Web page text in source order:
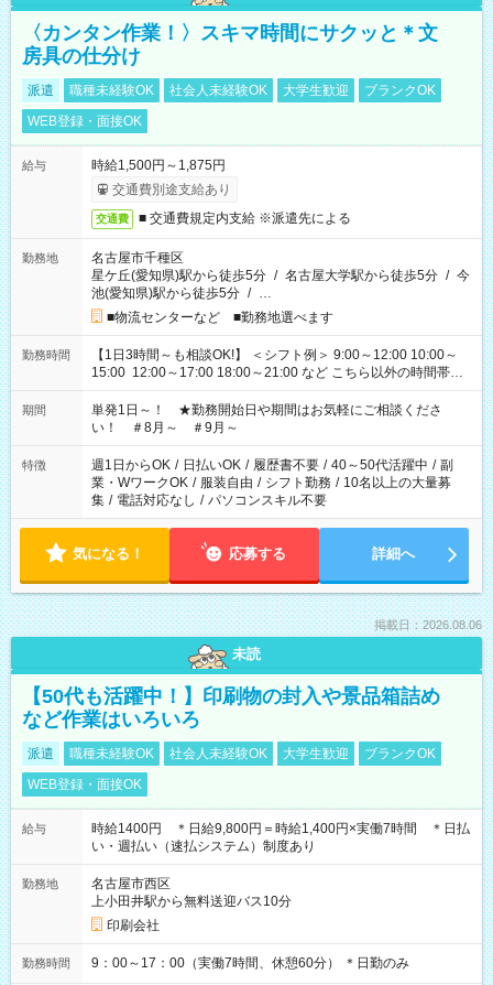
〈カンタン作業！〉スキマ時間にサクッと＊文
房具の仕分け
派遣 職種未経験OK 社会人未経験OK 大学生歓迎
ブランクOK
WEB登録・面接OK
給与
時給1,500円～1,875円
交通費別途支給あり
交通費 ■ 交通費規定内支給 ※派遣先による
勤務地
名古屋市千種区
星ケ丘(愛知県)駅から徒歩5分 / 名古屋大学駅から徒歩5分 / 今
池(愛知県)駅から徒歩5分 / …
■物流センターなど ■勤務地選べます
勤務時間
【1日3時間～も相談OK!】 ＜シフト例＞ 9:00～12:00 10:00～
15:00 12:00～17:00 18:00～21:00 など こちら以外の時間帯も
お気軽にご相談ください！
期間
単発1日～！ ★勤務開始日や期間はお気軽にご相談くださ
い！ ＃8月～ ＃9月～
特徴 週1日からOK / 日払いOK / 履歴書不要 / 40～50代活躍中 / 副
業・WワークOK / 服装自由 / シフト勤務 / 10名以上の大量募
集 / 電話対応なし / パソコンスキル不要
気になる！ 応募する 詳細へ
掲載日：2026.08.06
未読
【50代も活躍中！】印刷物の封入や景品箱詰め
など作業はいろいろ
派遣 職種未経験OK 社会人未経験OK 大学生歓迎
ブランクOK
WEB登録・面接OK
給与
時給1400円 ＊日給9,800円＝時給1,400円×実働7時間 ＊日払
い・週払い（速払システム）制度あり
勤務地
名古屋市西区
上小田井駅から無料送迎バス10分
印刷会社
勤務時間 9：00～17：00（実働7時間、休憩60分） ＊日勤のみ